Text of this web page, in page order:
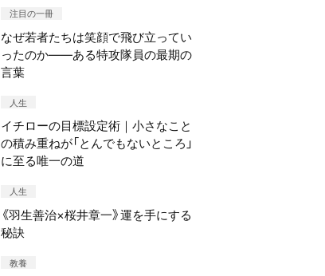
注目の一冊
なぜ若者たちは笑顔で飛び立ってい
ったのか——ある特攻隊員の最期の
言葉
人生
イチローの目標設定術｜小さなこと
の積み重ねが「とんでもないところ」
に至る唯一の道
人生
《羽生善治×桜井章一》運を手にする
秘訣
教養